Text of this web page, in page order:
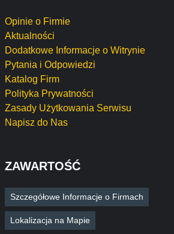
Opinie o Firmie
Aktualności
Dodatkowe Informacje o Witrynie
Pytania i Odpowiedzi
Katalog Firm
Polityka Prywatności
Zasady Użytkowania Serwisu
Napisz do Nas
ZAWARTOŚĆ
Szczegółowe Informacje o Firmach
Lokalizacja na Mapie